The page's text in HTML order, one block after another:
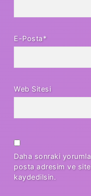
E-Posta*
Web Sitesi
Daha sonraki
posta adresim ve site
kaydedilsin.